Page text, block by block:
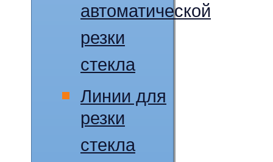
автоматической
резки
стекла
Линии для
резки
стекла